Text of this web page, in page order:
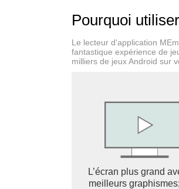
Pourquoi
Le lecteur d'application
fantastique expérience de
milliers de jeux Android sur
L’écran plus grand
meilleurs